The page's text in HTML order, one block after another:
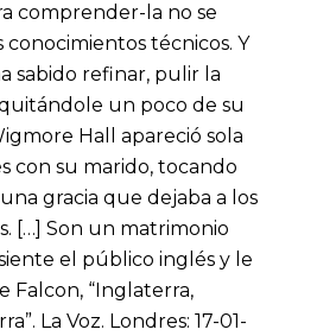
comprender-la no se
técnicos. Y
sabido refinar, pulir la
un poco de su
Hall apareció sola
con su marido, tocando
gracia que dejaba a los
[…] Son un matrimonio
el público inglés y le
Falcon, “Inglaterra,
La Voz. Londres: 17-01-